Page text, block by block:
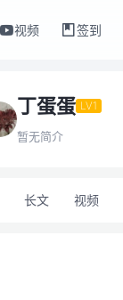
视频 签到
丁蛋蛋 LV1
暂无简介
长文 视频